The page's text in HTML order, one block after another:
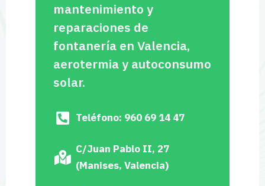
mantenimiento y
reparaciones de
fontanería en Valencia,
aerotermia y autoconsumo
solar.
Teléfono: 960 69 14 47
C/Juan Pablo II, 27
(Manises, Valencia)